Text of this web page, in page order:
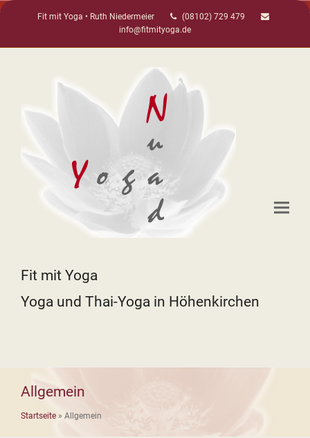
Fit mit Yoga • Ruth Niedermeier
(08102) 729 479
info@fitmityoga.de
Fit mit Yoga
Yoga und Thai-Yoga in Höhenkirchen
Allgemein
Startseite » Allgemein